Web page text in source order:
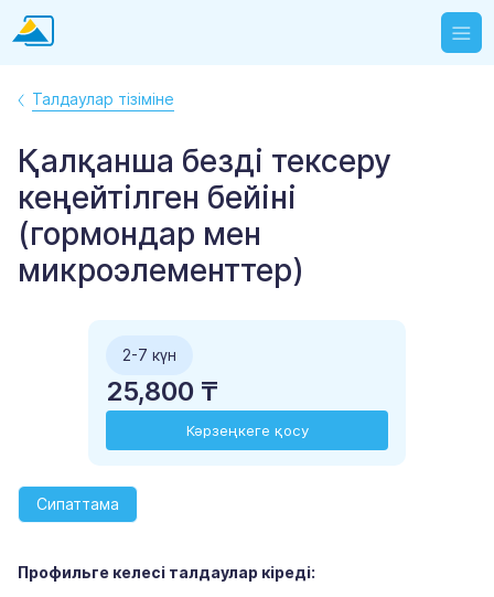
Талдаулар тізіміне
Қалқанша безді тексеру
кеңейтілген бейіні
(гормондар мен
микроэлементтер)
2-7 күн
25,800 ₸
Кәрзеңкеге қосу
Сипаттама
Профильге келесі талдаулар кіреді: